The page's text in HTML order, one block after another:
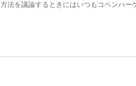
法を議論するときにはいつもコペンハ